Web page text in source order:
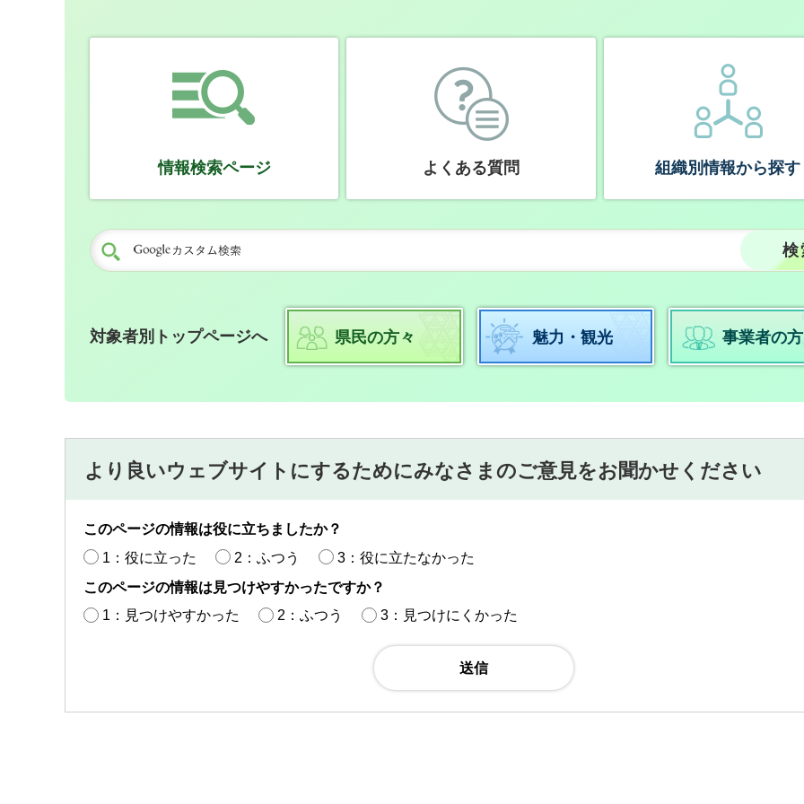
情報検索ページ よくある質問 組織別情報から探す
対象者別トップページへ 県民の方々 魅力・観光 事業者の
より良いウェブサイトにするためにみなさまのご意見をお聞かせください
このページの情報は役に立ちましたか？
1：役に立った
2：ふつう
3：役に立たなかった
このページの情報は見つけやすかったですか？
1：見つけやすかった
2：ふつう 3：見つけにくかった